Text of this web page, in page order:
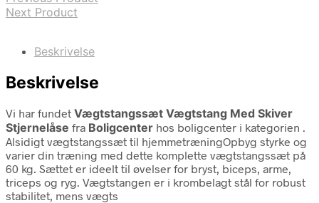
Next Product
Beskrivelse
Beskrivelse
Vi har fundet Vægtstangssæt Vægtstang Med Skiver
Stjernelåse fra Boligcenter hos boligcenter i kategorien .
Alsidigt vægtstangssæt til hjemmetræningOpbyg styrke og
varier din træning med dette komplette vægtstangssæt på
60 kg. Sættet er ideelt til øvelser for bryst, biceps, arme,
triceps og ryg. Vægtstangen er i krombelagt stål for robust
stabilitet, mens vægts